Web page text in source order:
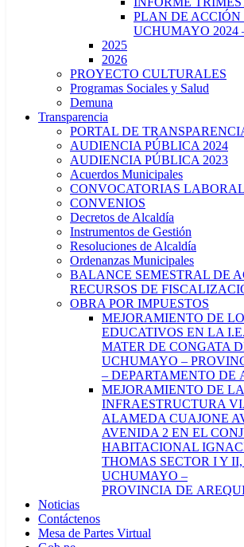
PLAN DE
UCHUMAYO 2024
2025
2026
PROYECTO CULTURALES
Programas Sociales y Salud
Demuna
Transparencia
PORTAL DE
AUDIENCIA PÚBLICA 2024
AUDIENCIA PÚBLICA 2023
Acuerdos Municipales
CONVOCATORIAS
CONVENIOS
Decretos de Alcaldía
Instrumentos de Gestión
Resoluciones de Alcaldía
Ordenanzas Municipales
BALANCE SEMESTRAL DE
RECURSOS DE
OBRA POR IMPUESTOS
MEJORAMIENTO DE
EDUCATIVOS EN LA
MATER DE CONGATA
UCHUMAYO –
– DEPARTAMENTO DE
MEJORAMIENTO DE LA
INFRAESTRUCTURA
ALAMEDA CUAJONE
AVENIDA 2 EN EL
HABITACIONAL
THOMAS SECTOR I Y
UCHUMAYO –
PROVINCIA DE
Noticias
Contáctenos
Mesa de Partes Virtual